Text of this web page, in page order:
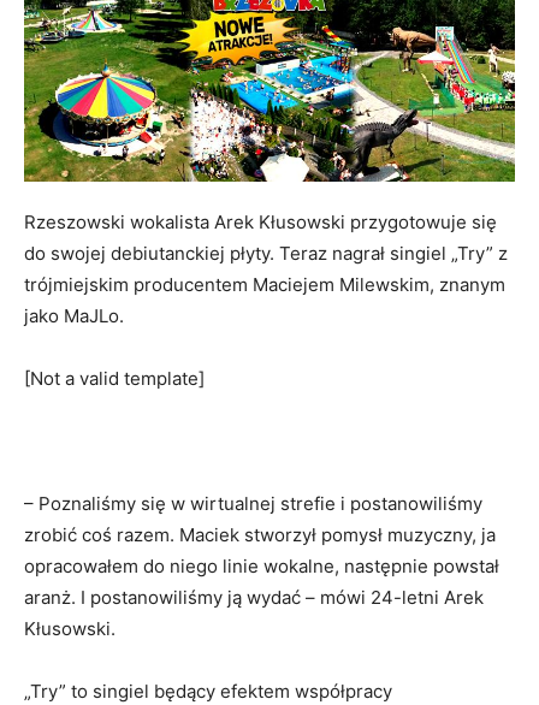
Rzeszowski wokalista Arek Kłusowski przygotowuje się
do swojej debiutanckiej płyty. Teraz nagrał singiel „Try” z
trójmiejskim producentem Maciejem Milewskim, znanym
jako MaJLo.
[Not a valid template]
– Poznaliśmy się w wirtualnej strefie i postanowiliśmy
zrobić coś razem. Maciek stworzył pomysł muzyczny, ja
opracowałem do niego linie wokalne, następnie powstał
aranż. I postanowiliśmy ją wydać – mówi 24-letni Arek
Kłusowski.
„Try” to singiel będący efektem współpracy